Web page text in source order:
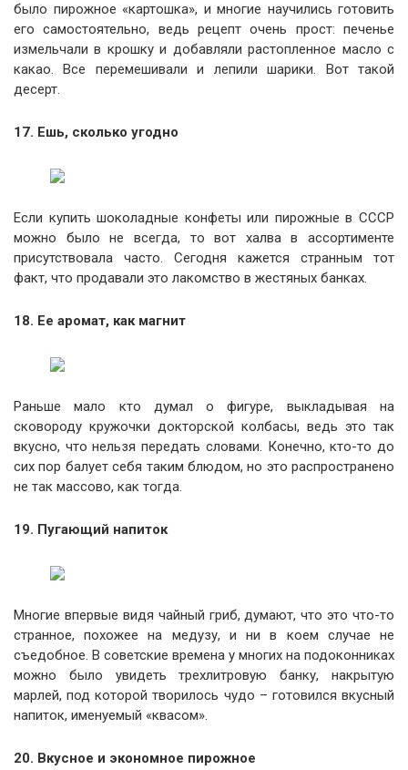
было пирожное «картошка», и многие научились готовить
его самостоятельно, ведь рецепт очень прост: печенье
измельчали в крошку и добавляли растопленное масло с
какао. Все перемешивали и лепили шарики. Вот такой
десерт.
17. Ешь, сколько угодно
Если купить шоколадные конфеты или пирожные в СССР
можно было не всегда, то вот халва в ассортименте
присутствовала часто. Сегодня кажется странным тот
факт, что продавали это лакомство в жестяных банках.
18. Ее аромат, как магнит
Раньше мало кто думал о фигуре, выкладывая на
сковороду кружочки докторской колбасы, ведь это так
вкусно, что нельзя передать словами. Конечно, кто-то до
сих пор балует себя таким блюдом, но это распространено
не так массово, как тогда.
19. Пугающий напиток
Многие впервые видя чайный гриб, думают, что это что-то
странное, похожее на медузу, и ни в коем случае не
съедобное. В советские времена у многих на подоконниках
можно было увидеть трехлитровую банку, накрытую
марлей, под которой творилось чудо – готовился вкусный
напиток, именуемый «квасом».
20. Вкусное и экономное пирожное